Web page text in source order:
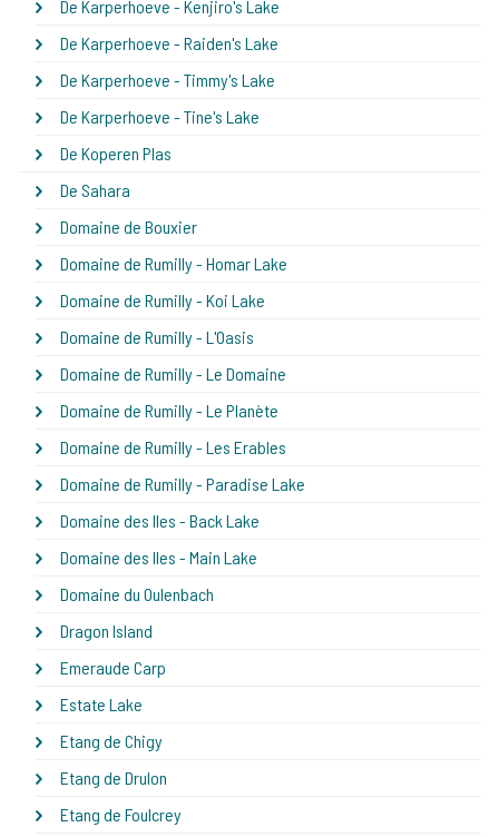
De Karperhoeve - Kenjiro's Lake
De Karperhoeve - Raiden's Lake
De Karperhoeve - Timmy's Lake
De Karperhoeve - Tine's Lake
De Koperen Plas
De Sahara
Domaine de Bouxier
Domaine de Rumilly - Homar Lake
Domaine de Rumilly - Koi Lake
Domaine de Rumilly - L'Oasis
Domaine de Rumilly - Le Domaine
Domaine de Rumilly - Le Planète
Domaine de Rumilly - Les Erables
Domaine de Rumilly - Paradise Lake
Domaine des Iles - Back Lake
Domaine des Iles - Main Lake
Domaine du Oulenbach
Dragon Island
Emeraude Carp
Estate Lake
Etang de Chigy
Etang de Drulon
Etang de Foulcrey